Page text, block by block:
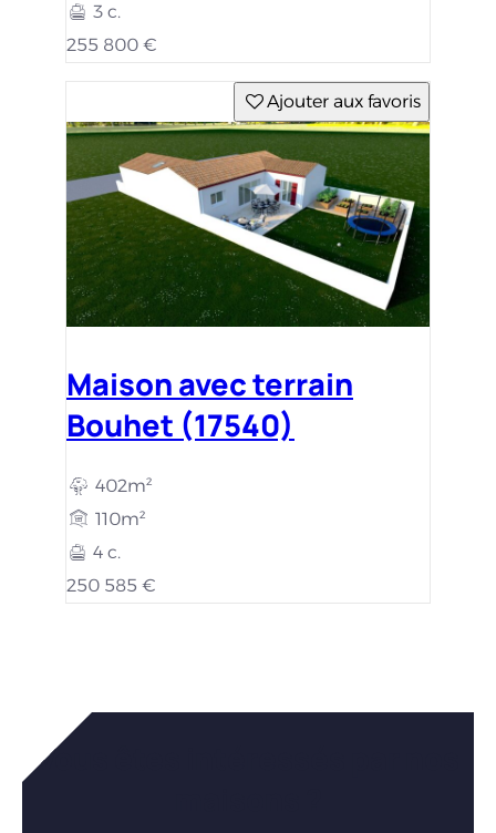
3 c.
255 800 €
Ajouter aux favoris
Maison avec terrain
Bouhet (17540)
402m²
110m²
4 c.
250 585 €
Vous êtes intéressés par nos